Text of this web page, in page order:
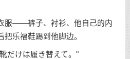
——裤子、衬衫、他自己的内
乐福鞋踢到他脚边。
けは履き替えて。"